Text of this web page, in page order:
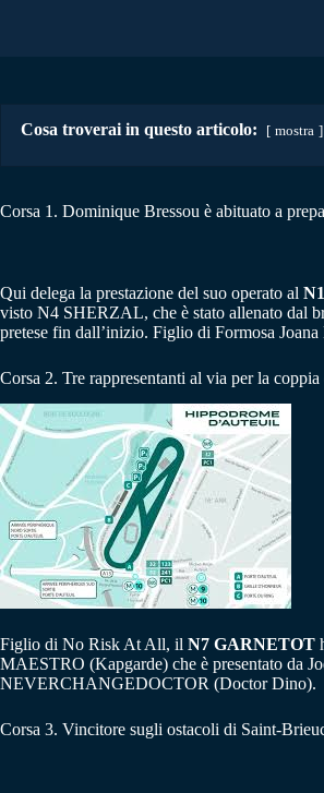
Cosa troverai in questo articolo: mostra
Corsa 1. Dominique Bressou è abituato a
Qui delega la prestazione del suo operato al
visto N4 SHERZAL, che è stato allenato dal
pretese fin dall’inizio. Figlio di Formosa
Corsa 2. Tre rappresentanti al via per la
Figlio di No Risk At All, il N7 GARNETOT
MAESTRO (Kapgarde) che è presentato da
NEVERCHANGEDOCTOR (Doctor Dino).
Corsa 3. Vincitore sugli ostacoli di Saint-